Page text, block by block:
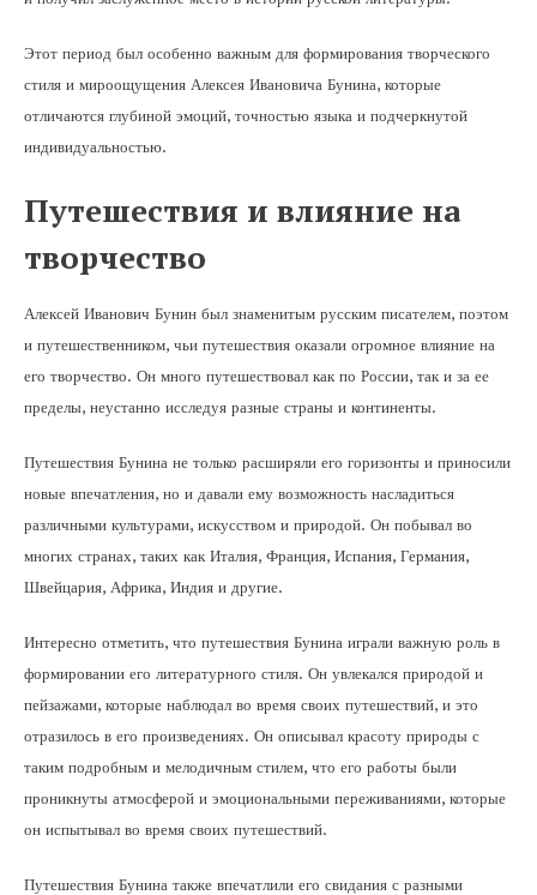
Этот период был особенно важным для формирования творческого
стиля и мироощущения Алексея Ивановича Бунина, которые
отличаются глубиной эмоций, точностью языка и подчеркнутой
индивидуальностью.
Путешествия и влияние на
творчество
Алексей Иванович Бунин был знаменитым русским писателем, поэтом
и путешественником, чьи путешествия оказали огромное влияние на
его творчество. Он много путешествовал как по России, так и за ее
пределы, неустанно исследуя разные страны и континенты.
Путешествия Бунина не только расширяли его горизонты и приносили
новые впечатления, но и давали ему возможность насладиться
различными культурами, искусством и природой. Он побывал во
многих странах, таких как Италия, Франция, Испания, Германия,
Швейцария, Африка, Индия и другие.
Интересно отметить, что путешествия Бунина играли важную роль в
формировании его литературного стиля. Он увлекался природой и
пейзажами, которые наблюдал во время своих путешествий, и это
отразилось в его произведениях. Он описывал красоту природы с
таким подробным и мелодичным стилем, что его работы были
проникнуты атмосферой и эмоциональными переживаниями, которые
он испытывал во время своих путешествий.
Путешествия Бунина также впечатлили его свидания с разными